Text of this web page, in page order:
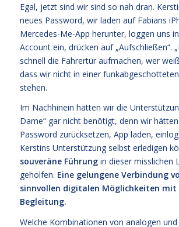
Egal, jetzt sind wir sind so nah dran.
neues Password, wir laden auf Fabians
Mercedes-Me-App herunter, loggen uns
Account ein, drücken auf „Aufschließen“.
schnell die Fahrertür aufmachen, wer
dass wir nicht in einer
stehen.
Im Nachhinein hätten wir die
Dame“ gar nicht benötigt, denn wir
Password zurücksetzen, App laden,
Kerstins Unterstützung selbst erledigen
souveräne Führungin dieser misslichen
geholfen. Eine gelungene Verbindung
sinnvollen digitalen Möglichkeiten mit
Begleitung.
Welche Kombinationen von analogen